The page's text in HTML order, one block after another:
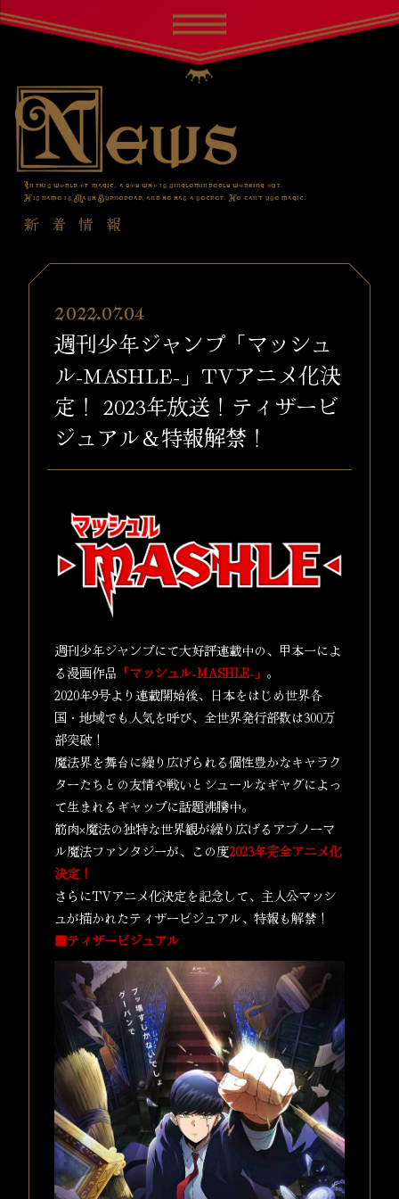
In this world of magic, a boy who is singlemindedly working out.
His name is Mash Burnedead, and he has a secret. He can’t use magic.
新着情報
2022.07.04
週刊少年ジャンプ「マッシュ
ル-MASHLE-」TVアニメ化決
定！ 2023年放送！ティザービ
ジュアル＆特報解禁！
週刊少年ジャンプにて大好評連載中の、甲本一によ
る漫画作品 「マッシュル-MASHLE-」 。
2020年9号より連載開始後、日本をはじめ世界各
国・地域でも人気を呼び、全世界発行部数は300万
部突破！
魔法界を舞台に繰り広げられる個性豊かなキャラク
ターたちとの友情や戦いとシュールなギャグによっ
て生まれるギャップに話題沸騰中。
筋肉×魔法の独特な世界観が繰り広げるアブノーマ
ル魔法ファンタジーが、この度2023年完全アニメ化
決定！
さらにTVアニメ化決定を記念して、主人公マッシ
ュが描かれたティザービジュアル、特報も解禁！
■ティザービジュアル